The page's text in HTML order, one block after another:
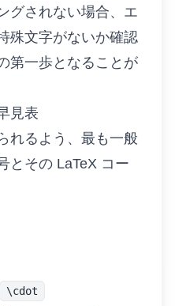
グされない場合、エ
殊文字がないか確認
第一歩となることが
見表
れるよう、最も一般
とその LaTeX コー
\cdot